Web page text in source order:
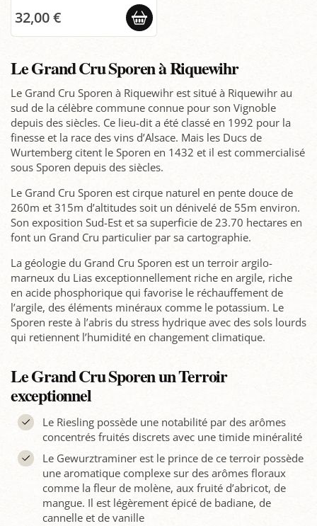
32,00 €
Le Grand Cru Sporen à Riquewihr
Le Grand Cru Sporen à Riquewihr est situé à Riquewihr au
sud de la célèbre commune connue pour son Vignoble
depuis des siècles. Ce lieu-dit a été classé en 1992 pour la
finesse et la race des vins d’Alsace. Mais les Ducs de
Wurtemberg citent le Sporen en 1432 et il est commercialisé
sous Sporen depuis des siècles.
Le Grand Cru Sporen est cirque naturel en pente douce de
260m et 315m d’altitudes soit un dénivelé de 55m environ.
Son exposition Sud-Est et sa superficie de 23.70 hectares en
font un Grand Cru particulier par sa cartographie.
La géologie du Grand Cru Sporen est un terroir argilo-
marneux du Lias exceptionnellement riche en argile, riche
en acide phosphorique qui favorise le réchauffement de
l’argile, des éléments minéraux comme le potassium. Le
Sporen reste à l’abris du stress hydrique avec des sols lourds
qui retiennent l’humidité en changement climatique.
Le Grand Cru Sporen un Terroir
exceptionnel
Le Riesling possède une notabilité par des arômes
concentrés fruités discrets avec une timide minéralité
Le Gewurztraminer est le prince de ce terroir possède
une aromatique complexe sur des arômes floraux
comme la fleur de molène, aux fruité d’abricot, de
mangue. Il est légèrement épicé de badiane, de
cannelle et de vanille